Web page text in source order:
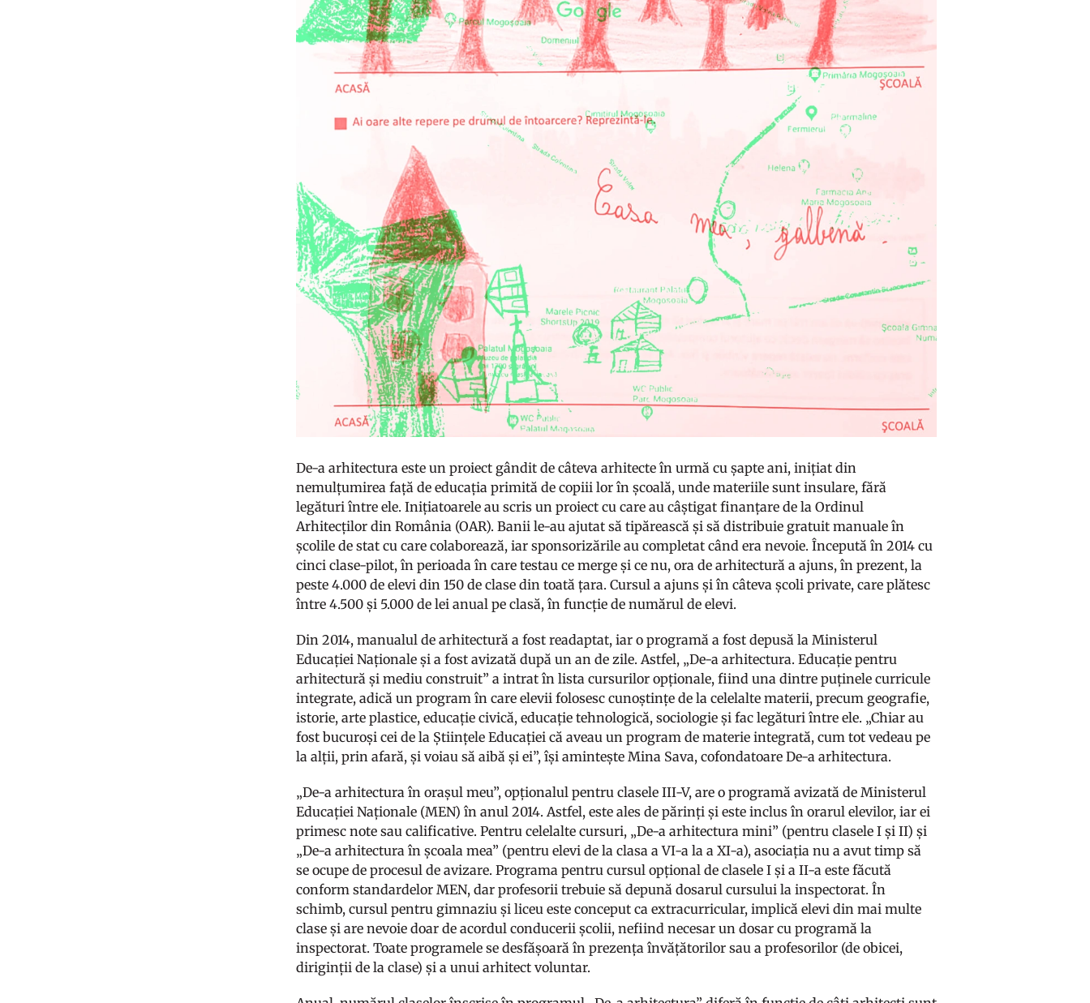
De-a arhitectura este un proiect gândit de câteva arhitecte în urmă cu șapte ani, inițiat din
nemulțumirea față de educația primită de copiii lor în școală, unde materiile sunt insulare, fără
legături între ele. Inițiatoarele au scris un proiect cu care au câștigat finanțare de la Ordinul
Arhitecților din România (OAR). Banii le-au ajutat să tipărească și să distribuie gratuit manuale în
școlile de stat cu care colaborează, iar sponsorizările au completat când era nevoie. Începută în 2014 cu
cinci clase-pilot, în perioada în care testau ce merge și ce nu, ora de arhitectură a ajuns, în prezent, la
peste 4.000 de elevi din 150 de clase din toată țara. Cursul a ajuns și în câteva școli private, care plătesc
între 4.500 și 5.000 de lei anual pe clasă, în funcție de numărul de elevi.
Din 2014, manualul de arhitectură a fost readaptat, iar o programă a fost depusă la Ministerul
Educației Naționale și a fost avizată după un an de zile. Astfel, „De-a arhitectura. Educație pentru
arhitectură și mediu construit” a intrat în lista cursurilor opționale, fiind una dintre puținele curricule
integrate, adică un program în care elevii folosesc cunoștințe de la celelalte materii, precum geografie,
istorie, arte plastice, educație civică, educație tehnologică, sociologie și fac legături între ele. „Chiar au
fost bucuroși cei de la Științele Educației că aveau un program de materie integrată, cum tot vedeau pe
la alții, prin afară, și voiau să aibă și ei”, își amintește Mina Sava, cofondatoare De-a arhitectura.
„De-a arhitectura în orașul meu”, opționalul pentru clasele III-V, are o programă avizată de Ministerul
Educației Naționale (MEN) în anul 2014. Astfel, este ales de părinți și este inclus în orarul elevilor, iar ei
primesc note sau calificative. Pentru celelalte cursuri, „De-a arhitectura mini” (pentru clasele I și II) și
„De-a arhitectura în școala mea” (pentru elevi de la clasa a VI-a la a XI-a), asociația nu a avut timp să
se ocupe de procesul de avizare. Programa pentru cursul opțional de clasele I și a II-a este făcută
conform standardelor MEN, dar profesorii trebuie să depună dosarul cursului la inspectorat. În
schimb, cursul pentru gimnaziu și liceu este conceput ca extracurricular, implică elevi din mai multe
clase și are nevoie doar de acordul conducerii școlii, nefiind necesar un dosar cu programă la
inspectorat. Toate programele se desfășoară în prezența învățătorilor sau a profesorilor (de obicei,
diriginții de la clase) și a unui arhitect voluntar.